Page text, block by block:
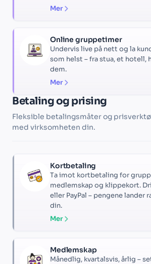
Mer
Online gruppetimer
Undervis live på nett og la
som helst – fra stua, et hotell,
dem.
Mer
Betaling og prising
Fleksible betalingsmåter og
med virksomheten din.
Kortbetaling
Ta imot kortbetaling for
medlemskap og klippekort.
eller PayPal – pengene lander
din.
Mer
Medlemskap
Månedlig, kvartalsvis, årlig –